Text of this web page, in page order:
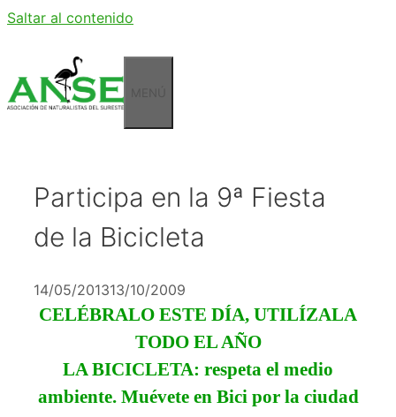
Saltar al contenido
Participa en la 9ª Fiesta
de la Bicicleta
14/05/201313/10/2009
CELÉBRALO ESTE DÍA, UTILÍZALA
TODO EL AÑO
LA BICICLETA: respeta el medio
ambiente. Muévete en Bici por la ciudad